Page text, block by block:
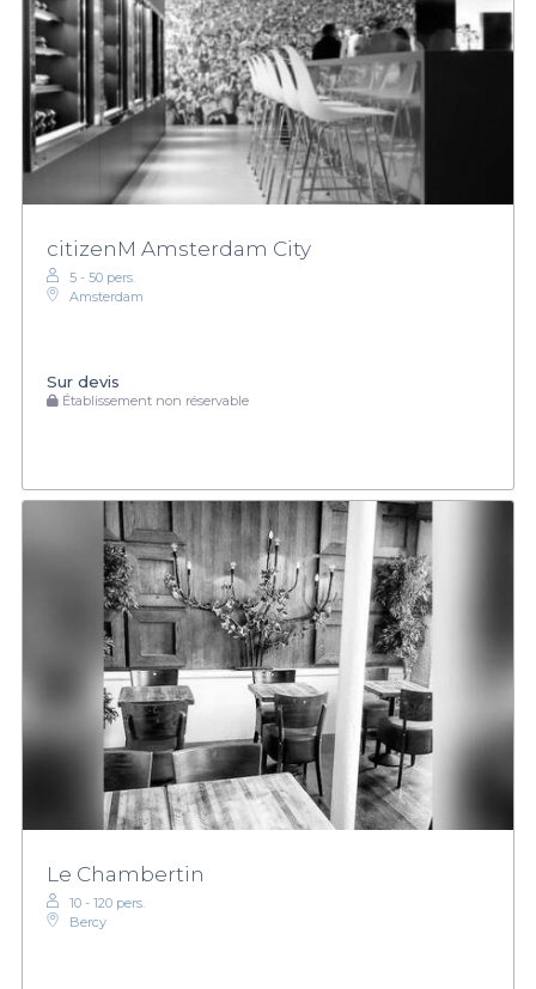
citizenM Amsterdam City
5 - 50 pers.
Amsterdam
Sur devis
Établissement non réservable
Le Chambertin
10 - 120 pers.
Bercy